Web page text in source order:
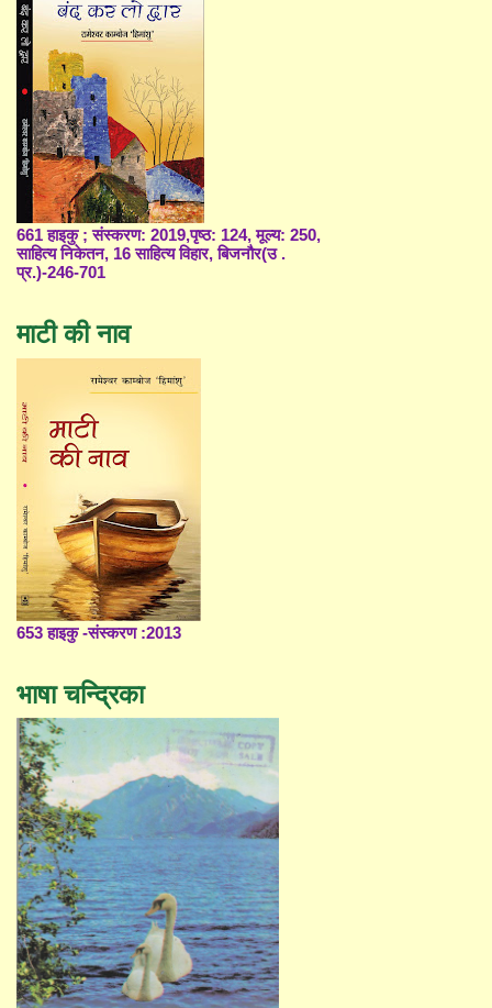
661 हाइकु ; संस्करण: 2019,पृष्ठ: 124, मूल्य: 250,
साहित्य निकेतन, 16 साहित्य विहार, बिजनौर(उ .
प्र.)-246-701
माटी की नाव
653 हाइकु -संस्करण :2013
भाषा चन्द्रिका